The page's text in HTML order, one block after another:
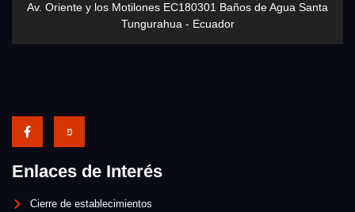
Av. Oriente y los Motilones EC180301 Baños de Agua Santa
Tungurahua - Ecuador
Enlaces de Interés
Cierre de establecimientos